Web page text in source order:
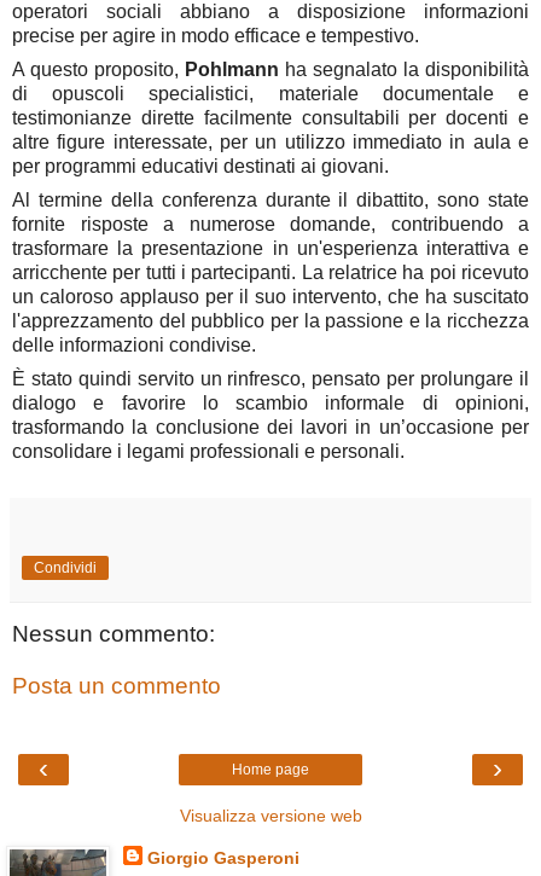
operatori sociali abbiano a disposizione informazioni
precise per agire in modo efficace e tempestivo.
A questo proposito, Pohlmann ha segnalato la disponibilità
di opuscoli specialistici, materiale documentale e
testimonianze dirette facilmente consultabili per docenti e
altre figure interessate, per un utilizzo immediato in aula e
per programmi educativi destinati ai giovani.
Al termine della conferenza durante il dibattito, sono state
fornite risposte a numerose domande, contribuendo a
trasformare la presentazione in un'esperienza interattiva e
arricchente per tutti i partecipanti. La relatrice ha poi ricevuto
un caloroso applauso per il suo intervento, che ha suscitato
l'apprezzamento del pubblico per la passione e la ricchezza
delle informazioni condivise.
È stato quindi servito un rinfresco, pensato per prolungare il
dialogo e favorire lo scambio informale di opinioni,
trasformando la conclusione dei lavori in un’occasione per
consolidare i legami professionali e personali.
Condividi
Nessun commento:
Posta un commento
‹ ›
Home page
Visualizza versione web
Giorgio Gasperoni